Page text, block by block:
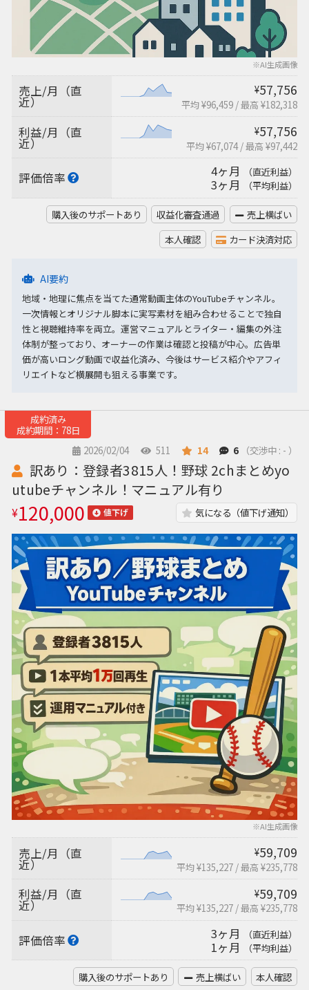
※AI生成画像
売上/月（直
近）
¥57,756
平均 ¥96,459/最高 ¥182,318
利益/月（直
近）
¥57,756
平均 ¥67,074/最高 ¥97,442
評価倍率 4ヶ月 （直近利益）
3ヶ月 （平均利益）
購入後のサポートあり 収益化審査通過
売上横ばい
本人確認
カード決済対応
AI要約
地域・地理に焦点を当てた通常動画主体のYouTubeチャンネル。
一次情報とオリジナル脚本に実写素材を組み合わせることで独自
性と視聴維持率を両立。運営マニュアルとライター・編集の外注
体制が整っており、オーナーの作業は確認と投稿が中心。広告単
価が高いロング動画で収益化済み、今後はサービス紹介やアフィ
リエイトなど横展開も狙える事業です。
成約済み
成約期間：78日
2026/02/04
511 14 6 （交渉中 : - ）
※AI生成画像
訳あり：登録者3815人！野球 2chまとめyo
utubeチャンネル！マニュアル有り
¥120,000 値下げ 気になる（値下げ通知）
売上/月（直
近）
¥59,709
平均 ¥135,227/最高 ¥235,778
利益/月（直
近）
¥59,709
平均 ¥135,227/最高 ¥235,778
評価倍率 3ヶ月 （直近利益）
1ヶ月 （平均利益）
購入後のサポートあり 売上横ばい 本人確認